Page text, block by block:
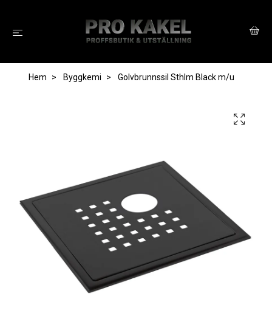
Hem Byggkemi Golvbrunnssil Sthlm Black m/u